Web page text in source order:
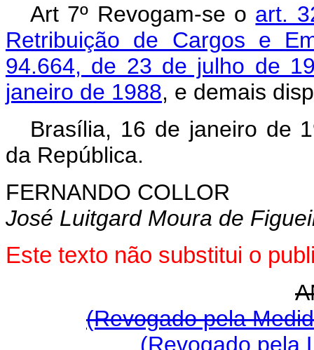
Art 7º Revogam-se o art.
Retribuição de Cargos e
94.664, de 23 de julho de
janeiro de 1988, e demais
Brasília, 16 de janeiro de
da República.
FERNANDO COLLOR
José Luitgard Moura de
Este texto não substitui o
(Revogado pela
(Revogado pela